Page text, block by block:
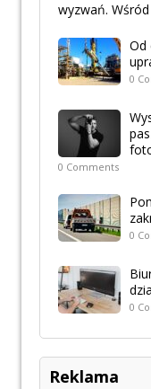
wyzwań.
Od
0
0 Comments
0
0
Reklama